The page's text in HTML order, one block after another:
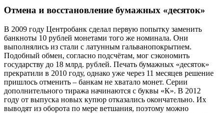
Отмена и восстановление бумажных «десяток»
В 2009 году Центробанк сделал первую попытку заменить
банкноты 10 рублей монетами того же номинала. Они
выполнялись из стали с латунным гальванопокрытием.
Подобный обмен, согласно подсчётам, мог сэкономить
государству до 18 млрд. рублей. Печать бумажных «десяток»
прекратили в 2010 году, однако уже через 11 месяцев решение
пришлось отменить – банкам не хватало монет. Серии
дополнительного тиража начинаются с буквы «К». В 2012
году от выпуска новых купюр отказались окончательно. Их
выводят из оборота по мере ветшания, поэтому можно